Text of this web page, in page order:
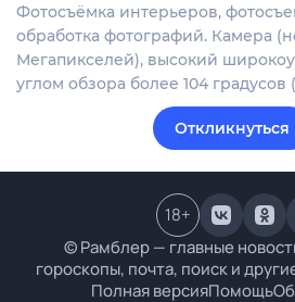
Фотосъёмка интерьеров,
обработка фотографий. Камера
Мегапикселей), высокий
углом обзора более 104
Откликнуться
© Рамблер — главные
гороскопы, почта, поиск и
Полная версияПомощь
18+